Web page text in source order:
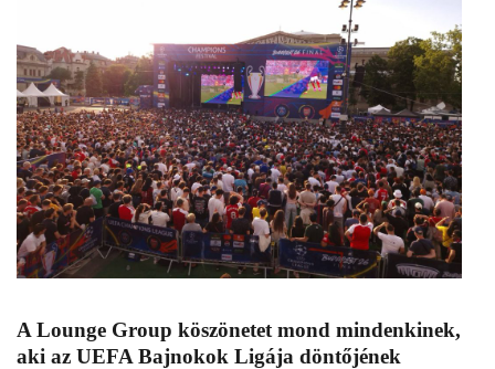
A Lounge Group köszönetet mond mindenkinek,
aki az UEFA Bajnokok Ligája döntőjének